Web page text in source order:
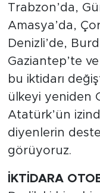
Trabzon’da,
Amasya’da,
Denizli’de,
Gaziantep’te
bu iktidarı
ülkeyi yeniden
Atatürk’ün
diyenlerin
görüyoruz.
İKTİDARA